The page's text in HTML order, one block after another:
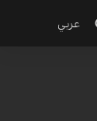
عربي